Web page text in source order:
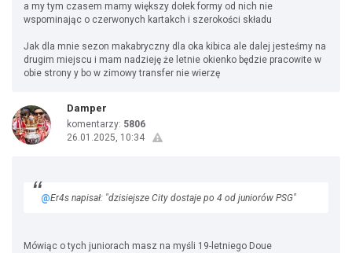
a my tym czasem mamy większy dołek formy od nich nie
wspominając o czerwonych kartakch i szerokości składu
Jak dla mnie sezon makabryczny dla oka kibica ale dalej jesteśmy na
drugim miejscu i mam nadzieję że letnie okienko będzie pracowite w
obie strony y bo w zimowy transfer nie wierzę
Damper
komentarzy: 5806
26.01.2025, 10:34
@Er4s napisał: "dzisiejsze City dostaje po 4 od juniorów PSG"
Mówiąc o tych juniorach masz na myśli 19-letniego Doue